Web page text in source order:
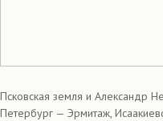
Псковская земля и Александр
Петербург — Эрмитаж,